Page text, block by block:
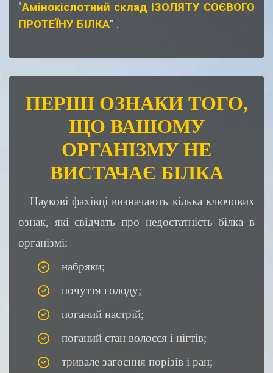
"Амінокіслотний склад ІЗОЛЯТУ СОЄВОГО
ПРОТЕЇНУ БІЛКА" .
ПЕРШІ ОЗНАКИ ТОГО,
ЩО ВАШОМУ
ОРГАНІЗМУ НЕ
ВИСТАЧАЄ БІЛКА
Наукові фахівці визначають кілька ключових
ознак, які свідчать про недостатність білка в
організмі:
набряки;
почуття голоду;
поганий настрій;
поганий стан волосся і нігтів;
тривале загоєння порізів і ран;